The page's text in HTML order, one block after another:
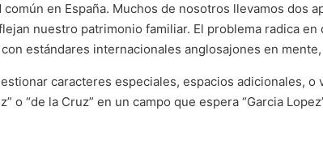
en España. Muchos de nosotros llevamos dos
nuestro patrimonio familiar. El problema radica
estándares internacionales anglosajones en
caracteres especiales, espacios adicionales,
o “de la Cruz” en un campo que espera “Garcia